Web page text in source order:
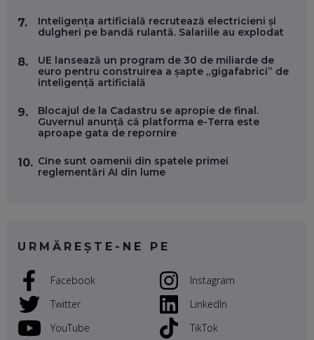
OLIVIU MATEI, HOLISUN: SOFTWARE DE LA CLUJ PENTRU
WASHINGTON, OCHELARI INTELIGENȚI ȘI FERME
VERTICALE FĂRĂ PĂMÂNT
VALENTIN VANCEA, CEO AL PATRIA BANK: AUTOMATIZĂM
INSTITUȚIILE STATULUI?
EP. 53
VOICU OPREAN (AROBS): CUM CONSTRUIEȘTI O COMPANIE
GLOBALĂ, FĂRĂ SĂ PIERZI LEGĂTURA CU COMUNITATEA
DERULO, STEVEN BARTLETT ȘI ALȚI PESTE 60 DE
ANTREPRENORI
RADU MOȚOC, TECHSOUP: O TREIME DINTRE
PARTICIPANȚII LA DEZBATERILE DE PE REȚELE SOCIALE
ȚIPĂ, CU FEȚELE ACOPERITE. CUM ÎNVĂȚĂM SĂ DISCUTĂM
ȘI SĂ DECIDEM
7.
Inteligența artificială recrutează electricieni și
dulgheri pe bandă rulantă. Salariile au explodat
8.
UE lansează un program de 30 de miliarde de
euro pentru construirea a șapte „gigafabrici” de
inteligență artificială
9.
Blocajul de la Cadastru se apropie de final.
Guvernul anunță că platforma e-Terra este
aproape gata de repornire
10. Cine sunt oamenii din spatele primei
reglementări AI din lume
URMĂREȘTE-NE PE
Facebook
Twitter
YouTube
Instagram
LinkedIn
TikTok